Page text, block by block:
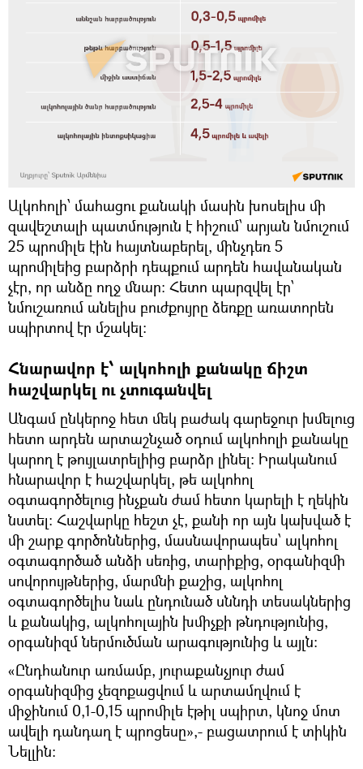
Ալկոհոլի՝ մահացու քանակի մասին խոսելիս մի
զավեշտալի պատմություն է հիշում՝ արյան նմուշում
25 պրոմիլե էին հայտնաբերել, մինչդեռ 5
պրոմիլեից բարձրի դեպքում արդեն հավանական
չէր, որ անձը ողջ մնար։ Հետո պարզվել էր՝
նմուշառում անելիս բուժքույրը ձեռքը առատորեն
սպիրտով էր մշակել։
Հնարավոր է՝ ալկոհոլի քանակը ճիշտ
հաշվարկել ու չտուգանվել
Անգամ ընկերոջ հետ մեկ բաժակ գարեջուր խմելուց
հետո արդեն արտաշնչած օդում ալկոհոլի քանակը
կարող է թույլատրելիից բարձր լինել։ Իրականում
հնարավոր է հաշվարկել, թե ալկոհոլ
օգտագործելուց ինչքան ժամ հետո կարելի է ղեկին
նստել։ Հաշվարկը հեշտ չէ, քանի որ այն կախված է
մի շարք գործոններից, մասնավորապես՝ ալկոհոլ
օգտագործած անձի սեռից, տարիքից, օրգանիզմի
սովորույթներից, մարմնի քաշից, ալկոհոլ
օգտագործելիս նաև ընդունած սննդի տեսակներից
և քանակից, ալկոհոլային խմիչքի թնդությունից,
օրգանիզմ ներմուծման արագությունից և այլն։
«Ընդհանուր առմամբ, յուրաքանչյուր ժամ
օրգանիզմից չեզոքացվում և արտամղվում է
միջինում 0,1-0,15 պրոմիլե էթիլ սպիրտ, կնոջ մոտ
ավելի դանդաղ է պրոցեսը»,- բացատրում է տիկին
Նելլին։